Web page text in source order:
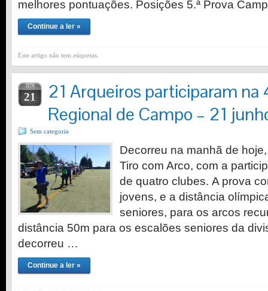
melhores pontuações. Posições 5.ª Prova
Continue a ler »
Este artigo não tem etiquetas.
JUN
21
21 Arqueiros participaram na
Regional de Campo – 21
Sem categoria
Decorreu na manhã de
Tiro com Arco, com a
de quatro clubes. A prova
jovens, e a distância
seniores, para os arcos
distância 50m para os escalões seniores da
decorreu …
Continue a ler »